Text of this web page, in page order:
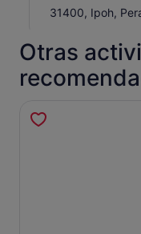
31400, Ipoh,
Otras